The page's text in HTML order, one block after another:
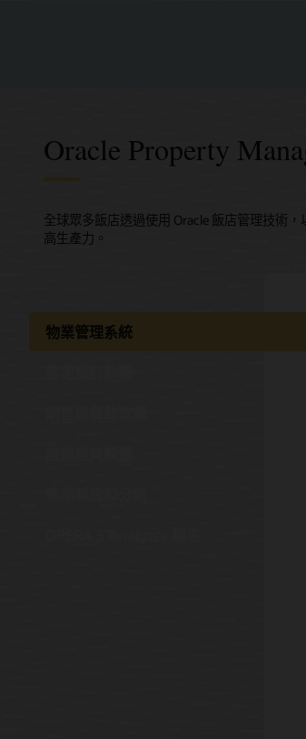
Oracle Property
全球眾多飯店透過使用 Oracle 飯店管理技術
高生產力。
物業管理系統